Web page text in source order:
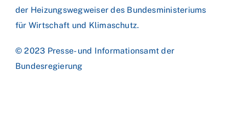
der Heizungswegweiser des Bundesministeriums
für Wirtschaft und Klimaschutz.
© 2023 Presse- und Informationsamt der
Bundesregierung